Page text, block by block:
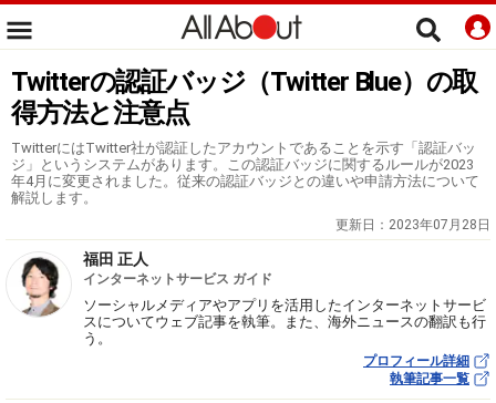
Twitterの認証バッジ（Twitter Blue）の取
得方法と注意点
TwitterにはTwitter社が認証したアカウントであることを示す「認証バッ
ジ」というシステムがあります。この認証バッジに関するルールが2023
年4月に変更されました。従来の認証バッジとの違いや申請方法について
解説します。
更新日： 2023年07月28日
福田 正人
インターネットサービス ガイド
ソーシャルメディアやアプリを活用したインターネットサービ
スについてウェブ記事を執筆。また、海外ニュースの翻訳も行
う。
プロフィール詳細
執筆記事一覧